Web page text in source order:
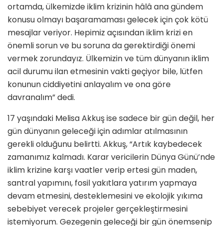
ortamda, ülkemizde iklim krizinin hâlâ ana gündem
konusu olmayı başaramaması gelecek için çok kötü
mesajlar veriyor. Hepimiz açısından iklim krizi en
önemli sorun ve bu soruna da gerektirdiği önemi
vermek zorundayız. Ülkemizin ve tüm dünyanın iklim
acil durumu ilan etmesinin vakti geçiyor bile, lütfen
konunun ciddiyetini anlayalım ve ona göre
davranalım” dedi.
17 yaşındaki Melisa Akkuş ise sadece bir gün değil, her
gün dünyanın geleceği için adımlar atılmasının
gerekli olduğunu belirtti. Akkuş, “Artık kaybedecek
zamanımız kalmadı. Karar vericilerin Dünya Günü’nde
iklim krizine karşı vaatler verip ertesi gün maden,
santral yapımını, fosil yakıtlara yatırım yapmaya
devam etmesini, desteklemesini ve ekolojik yıkıma
sebebiyet verecek projeler gerçekleştirmesini
istemiyorum. Gezegenin geleceği bir gün önemsenip